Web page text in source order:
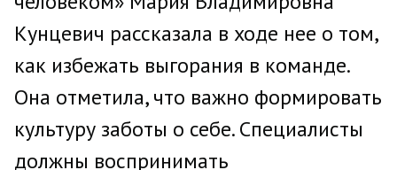
Кунцевич рассказала в ходе нее о том,
как избежать выгорания в команде.
Она отметила, что важно формировать
культуру заботы о себе. Специалисты
должны воспринимать